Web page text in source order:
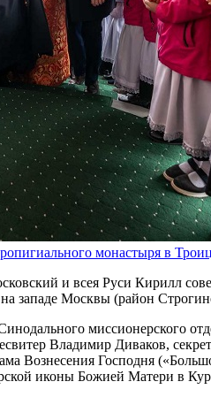
монастыря в
и всея Руси Кирилл
западе Москвы (район
миссионерского
Владимир Диваков,
Вознесения Господня
иконы Божией Матери в